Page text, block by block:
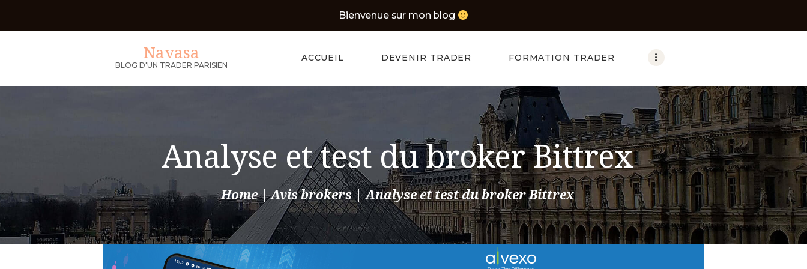
Bienvenue sur mon blog
Navasa
BLOG D'UN TRADER PARISIEN
ACCUEIL DEVENIR TRADER FORMATION TRADER
Analyse et test du broker Bittrex
Home Avis brokers Analyse et test du broker Bittrex
Navasa
ACCUEIL
MEILLEURS
BROKERS
CONTACT